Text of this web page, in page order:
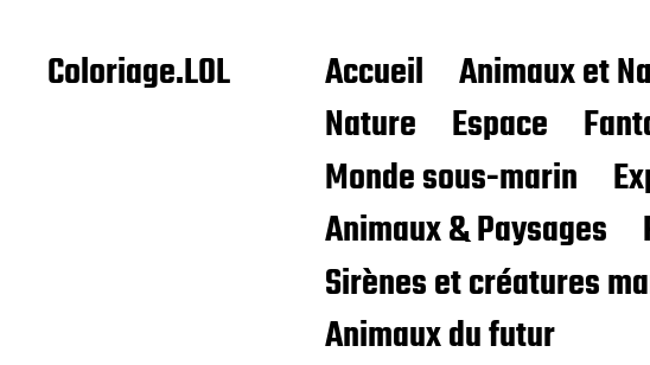
Coloriage.LOL Accueil Animaux et
Nature
Espace
Monde sous-marin
Animaux & Paysages
Sirènes et créatures
Animaux du futur